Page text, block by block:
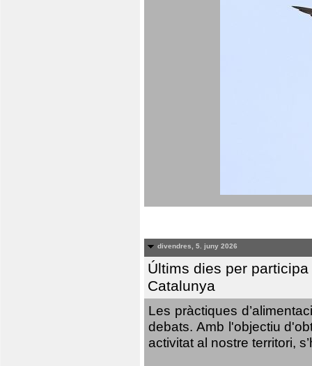
divendres, 5. juny 2026
Últims dies per
Catalunya
Les pràctiques
debats. Amb l'objectiu
activitat al nostre territori,